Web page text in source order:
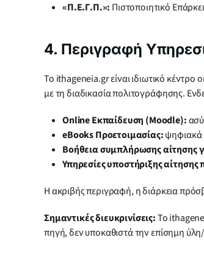
«Π.Ε.Γ.Π.»: Πιστοποιητικό
4. Περιγραφή
Το ithageneia.gr είναι ιδιωτικό
με τη διαδικασία πολιτογράφησης.
Online Εκπαίδευση (Moodle):
eBooks Προετοιμασίας:ψηφιακά
Βοήθεια συμπλήρωσης αίτησης
Υπηρεσίες υποστήριξης
Η ακριβής περιγραφή, η διάρκεια
Σημαντικές διευκρινίσεις:Το
πηγή, δεν υποκαθιστά την επίσημη